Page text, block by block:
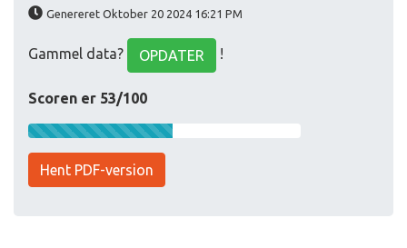
Genereret Oktober 20 2024 16:21 PM
Gammel data? OPDATER !
Scoren er 53/100
Hent PDF-version